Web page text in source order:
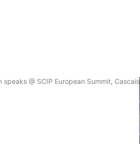
speaks @ SCIP European Summit, Cascais